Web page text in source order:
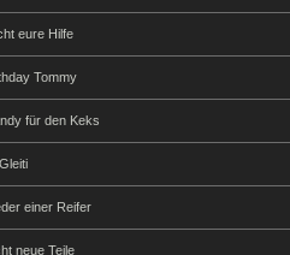
eure Hilfe
Tommy
für den Keks
einer Reifer
neue Teile